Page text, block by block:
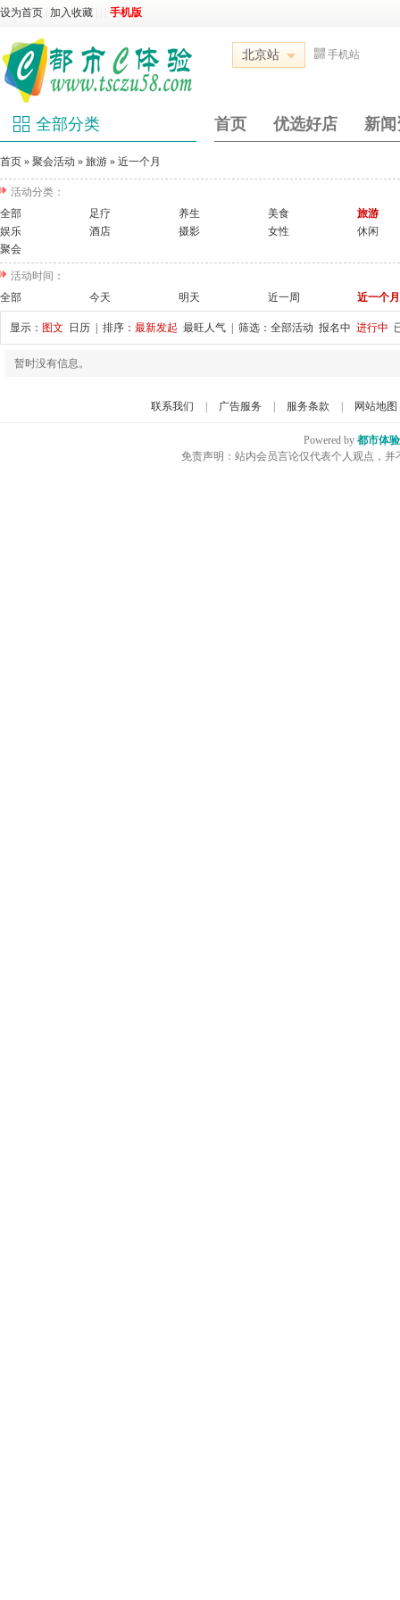
设为首页 加入收藏 手机版
北京站 手机站
全部分类 首页 优选好店 新闻
首页 » 聚会活动 » 旅游 » 近一个月
活动分类：
全部
足疗 养生 美食
旅游
娱乐
酒店 摄影 女性
休闲
聚会
活动时间：
全部
今天 明天 近一周 近一个月
显示： 图文 日历 | 排序： 最新发起 最旺人气 | 筛选： 全部活动 报名中 进行中
暂时没有信息。
联系我们 广告服务 服务条款 网站地图
Powered by 都市体
免责声明：站内会员言论仅代表个人观点，